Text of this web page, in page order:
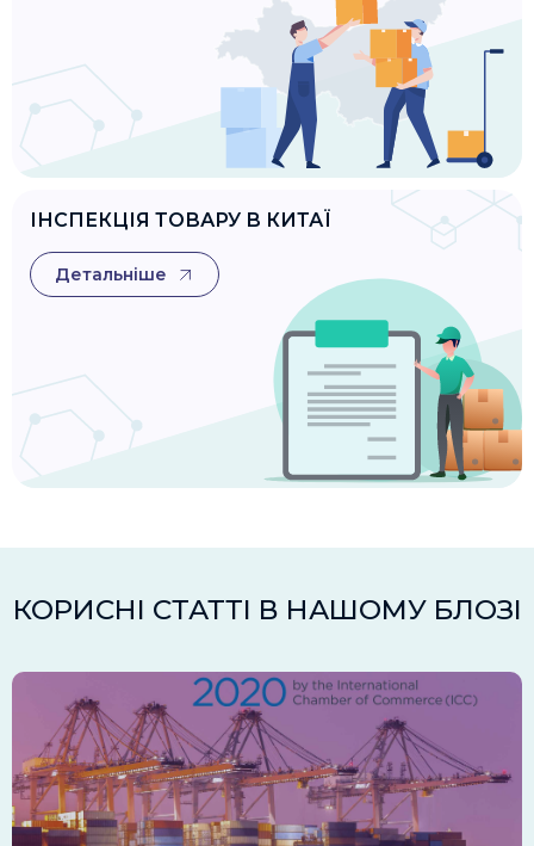
ІНСПЕКЦІЯ ТОВАРУ В КИТАЇ
Детальніше
КОРИСНІ СТАТТІ В НАШОМУ БЛОЗІ